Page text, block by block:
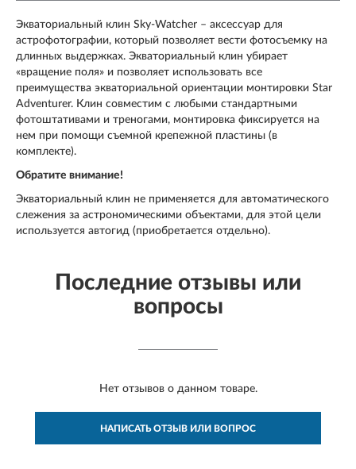
Экваториальный клин Sky-Watcher – аксессуар для
астрофотографии, который позволяет вести фотосъемку на
длинных выдержках. Экваториальный клин убирает
«вращение поля» и позволяет использовать все
преимущества экваториальной ориентации монтировки Star
Adventurer. Клин совместим с любыми стандартными
фотоштативами и треногами, монтировка фиксируется на
нем при помощи съемной крепежной пластины (в
комплекте).
Обратите внимание!
Экваториальный клин не применяется для автоматического
слежения за астрономическими объектами, для этой цели
используется автогид (приобретается отдельно).
Последние отзывы или
вопросы
Нет отзывов о данном товаре.
НАПИСАТЬ ОТЗЫВ ИЛИ ВОПРОС